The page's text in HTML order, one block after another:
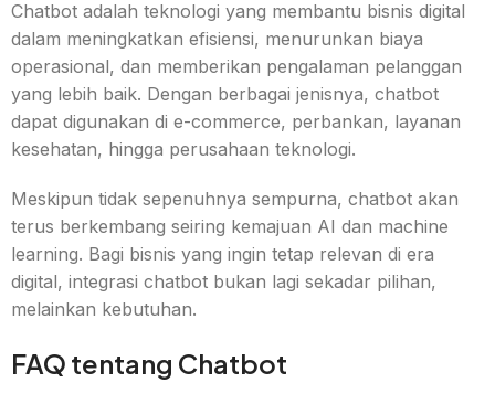
Chatbot adalah teknologi yang membantu bisnis digital
dalam meningkatkan efisiensi, menurunkan biaya
operasional, dan memberikan pengalaman pelanggan
yang lebih baik. Dengan berbagai jenisnya, chatbot
dapat digunakan di e-commerce, perbankan, layanan
kesehatan, hingga perusahaan teknologi.
Meskipun tidak sepenuhnya sempurna, chatbot akan
terus berkembang seiring kemajuan AI dan machine
learning. Bagi bisnis yang ingin tetap relevan di era
digital, integrasi chatbot bukan lagi sekadar pilihan,
melainkan kebutuhan.
FAQ tentang Chatbot